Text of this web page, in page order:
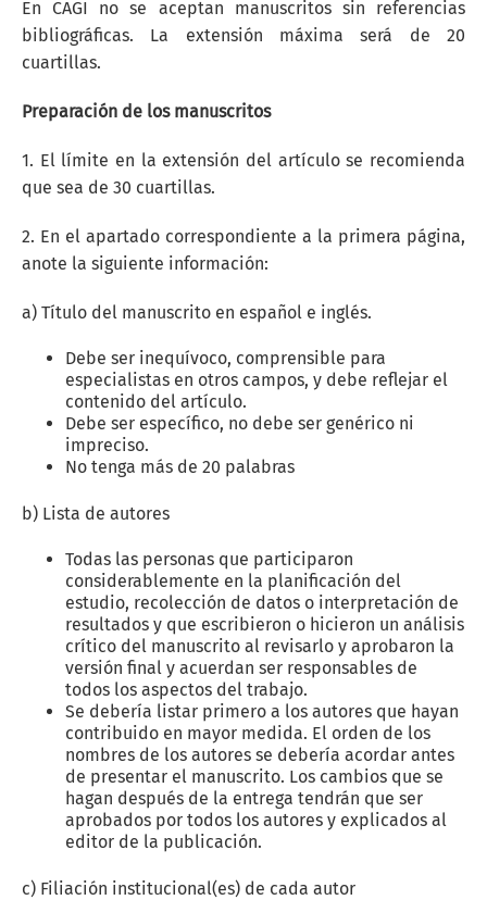
En CAGI no se aceptan manuscritos sin referencias
bibliográficas. La extensión máxima será de 20
cuartillas.
Preparación de los manuscritos
1. El límite en la extensión del artículo se recomienda
que sea de 30 cuartillas.
2. En el apartado correspondiente a la primera página,
anote la siguiente información:
a) Título del manuscrito en español e inglés.
Debe ser inequívoco, comprensible para
especialistas en otros campos, y debe reflejar el
contenido del artículo.
Debe ser específico, no debe ser genérico ni
impreciso.
No tenga más de 20 palabras
b) Lista de autores
Todas las personas que participaron
considerablemente en la planificación del
estudio, recolección de datos o interpretación de
resultados y que escribieron o hicieron un análisis
crítico del manuscrito al revisarlo y aprobaron la
versión final y acuerdan ser responsables de
todos los aspectos del trabajo.
Se debería listar primero a los autores que hayan
contribuido en mayor medida. El orden de los
nombres de los autores se debería acordar antes
de presentar el manuscrito. Los cambios que se
hagan después de la entrega tendrán que ser
aprobados por todos los autores y explicados al
editor de la publicación.
c) Filiación institucional(es) de cada autor